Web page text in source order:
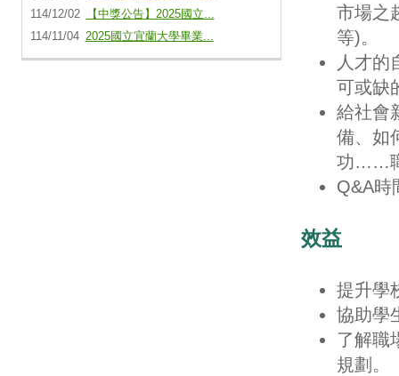
114/12/02
【中獎公告】2025國立...
114/11/04 2025國立宜蘭大學畢業...
市場之
等)。
人才的
可或缺
給社會
備、如
功……
Q&A時
效益
提升學
協助學
了解職
規劃。